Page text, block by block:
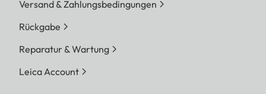
Versand & Zahlungsbedingungen
Rückgabe
Reparatur & Wartung
Leica Account